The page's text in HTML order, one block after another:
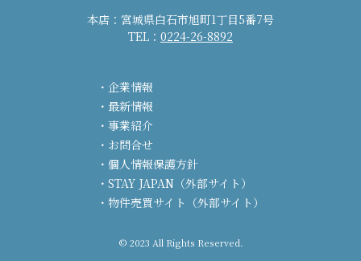
本店：宮城県白石市旭町1丁目5番7号
TEL： 0224-26-8892
企業情報
最新情報
事業紹介
お問合せ
個人情報保護方針
STAY JAPAN（外部サイト）
物件売買サイト（外部サイト）
© 2023 All Rights Reserved.